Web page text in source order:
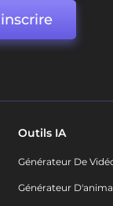
Outils IA
Générateur De
Générateur